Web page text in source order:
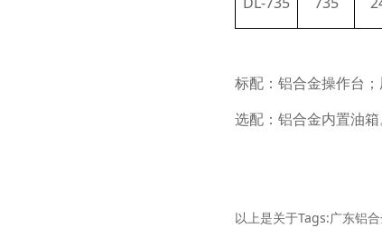
标配：铝合金操作台；
选配：铝合金内置油箱
以上是关于Tags:广东铝